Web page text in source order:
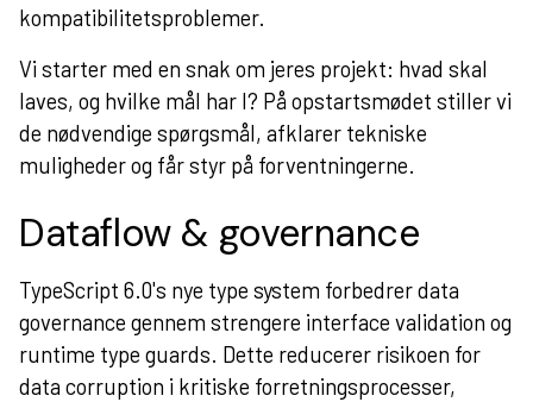
kompatibilitetsproblemer.
Vi starter med en snak om jeres projekt: hvad skal
laves, og hvilke mål har I? På opstartsmødet stiller vi
de nødvendige spørgsmål, afklarer tekniske
muligheder og får styr på forventningerne.
Dataflow & governance
TypeScript 6.0's nye type system forbedrer data
governance gennem strengere interface validation og
runtime type guards. Dette reducerer risikoen for
data corruption i kritiske forretningsprocesser,